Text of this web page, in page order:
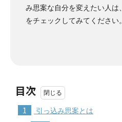
み思案な自分を変えたい人は
をチェックしてみてください。
目次
1 引っ込み思案とは